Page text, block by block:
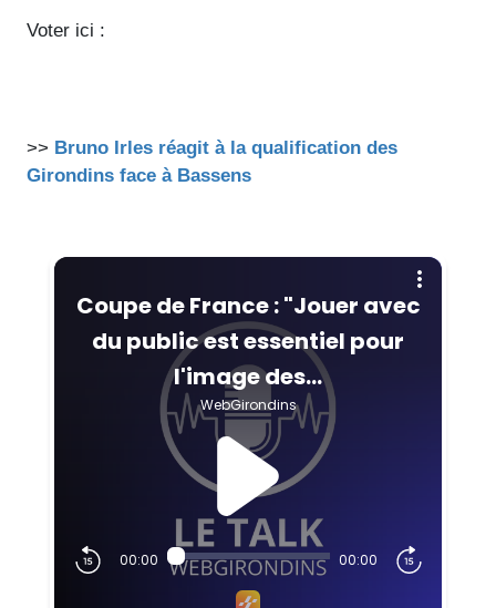
Voter ici :
>> Bruno Irles réagit à la qualification des
Girondins face à Bassens